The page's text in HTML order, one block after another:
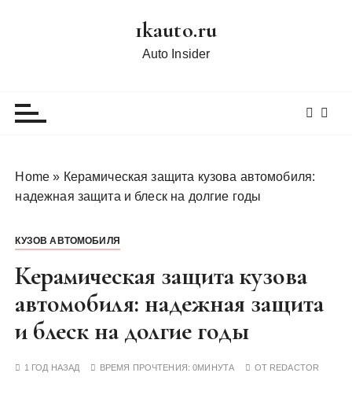
1kauto.ru
Auto Insider
Home » Керамическая защита кузова автомобиля:
надежная защита и блеск на долгие годы
КУЗОВ АВТОМОБИЛЯ
Керамическая защита кузова
автомобиля: надежная защита
и блеск на долгие годы
1 ГОД НАЗАД ВРЕМЯ ПРОЧТЕНИЯ:0МИНУТА ОТ REDACTOR